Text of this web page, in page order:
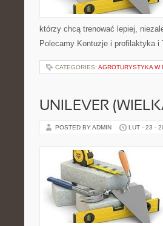
którzy chcą trenować lepiej,
Polecamy Kontuzje i profilaktyka
CATEGORIES: AGROTURYSTYKA W
UNILEVER
POSTED BY ADMIN LUT - 23 -